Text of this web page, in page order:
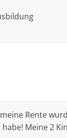
Rente
Meine 2